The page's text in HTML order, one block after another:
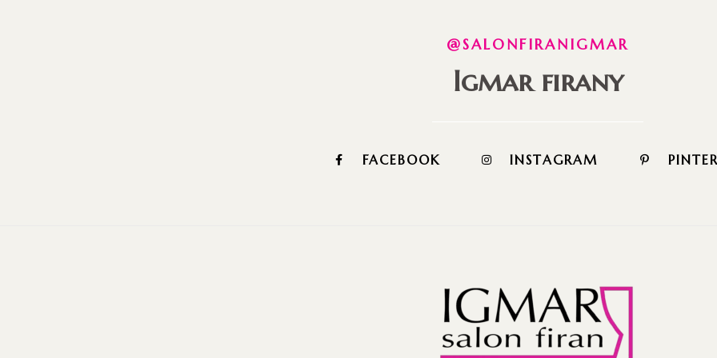
@SALONFIRANIGMAR
Igmar firany
FACEBOOK INSTAGRAM